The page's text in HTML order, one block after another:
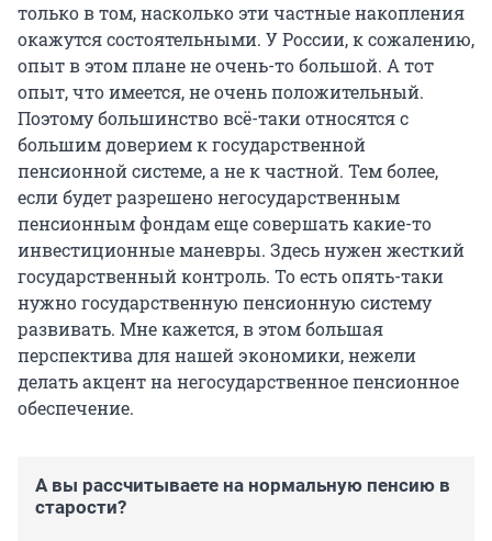
только в том, насколько эти частные накопления
окажутся состоятельными. У России, к сожалению,
опыт в этом плане не очень-то большой. А тот
опыт, что имеется, не очень положительный.
Поэтому большинство всё-таки относятся с
большим доверием к государственной
пенсионной системе, а не к частной. Тем более,
если будет разрешено негосударственным
пенсионным фондам еще совершать какие-то
инвестиционные маневры. Здесь нужен жесткий
государственный контроль. То есть опять-таки
нужно государственную пенсионную систему
развивать. Мне кажется, в этом большая
перспектива для нашей экономики, нежели
делать акцент на негосударственное пенсионное
обеспечение.
А вы рассчитываете на нормальную пенсию в
старости?